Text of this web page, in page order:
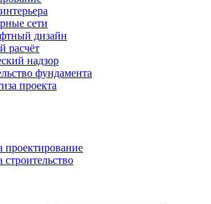
сети
дизайн
расчёт
надзор
фундамента
проекта